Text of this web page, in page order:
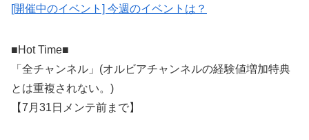
[開催中のイベント] 今週のイベントは？
■Hot Time■
「全チャンネル」(オルビアチャンネルの経験値増加特典
とは重複されない。)
【7月31日メンテ前まで】